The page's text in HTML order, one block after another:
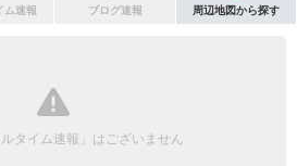
ム速報 ブログ速報 周辺地図から探す
タイム速報」はございません